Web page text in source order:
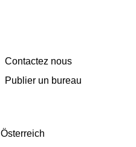
Contactez nous
Publier un bureau
Österreich